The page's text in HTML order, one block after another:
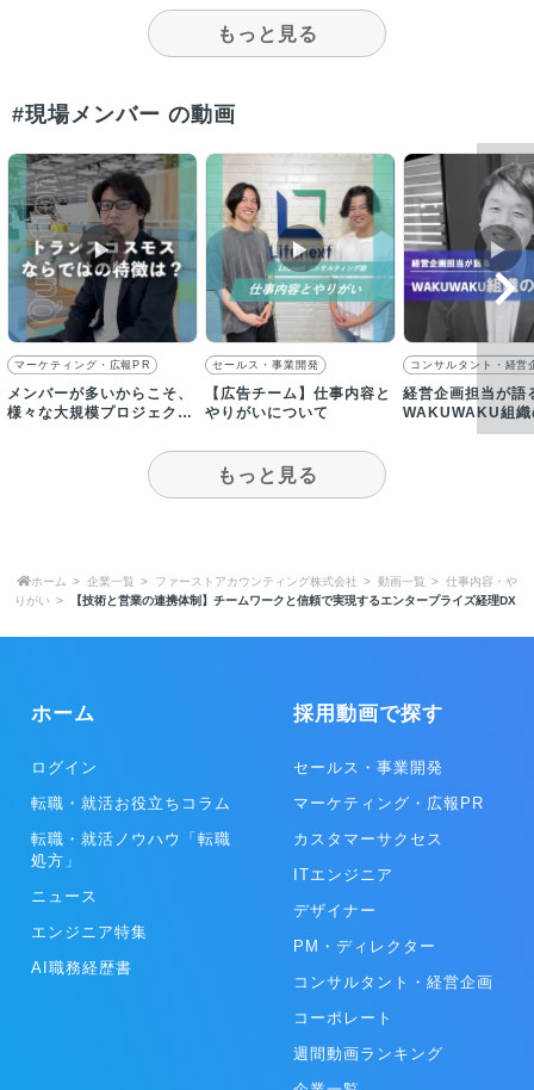
もっと見る
#現場メンバー の動画
▶︎
マーケティング・広報PR
メンバーが多いからこそ、
様々な大規模プロジェクト
▶︎
セールス・事業開発
【広告チーム】仕事内容と
やりがいについて
▶︎
コンサルタント・経営
経営企画担当が語
WAKUWAKU組織
もっと見る
ホーム 企業一覧 ファーストアカウンティング株式会社 動画一覧
仕事内容・や
りがい
【技術と営業の連携体制】チームワークと信頼で実現するエンタープライズ経理DX
ホーム
ログイン
転職・就活お役立ちコラム
転職・就活ノウハウ「転職
処方」
ニュース
エンジニア特集
AI職務経歴書
採用動画で探す
セールス・事業開発
マーケティング・広報PR
カスタマーサクセス
ITエンジニア
デザイナー
PM・ディレクター
コンサルタント・経営企画
コーポレート
週間動画ランキング